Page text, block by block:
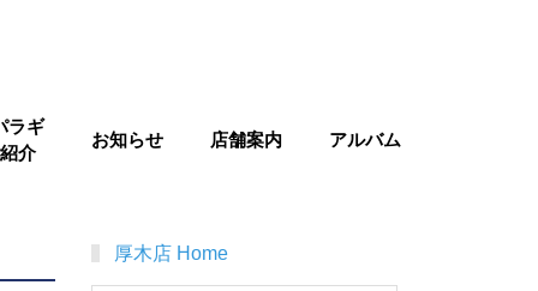
ラギ
介
お知らせ 店舗案内 アルバム
厚木店 Home